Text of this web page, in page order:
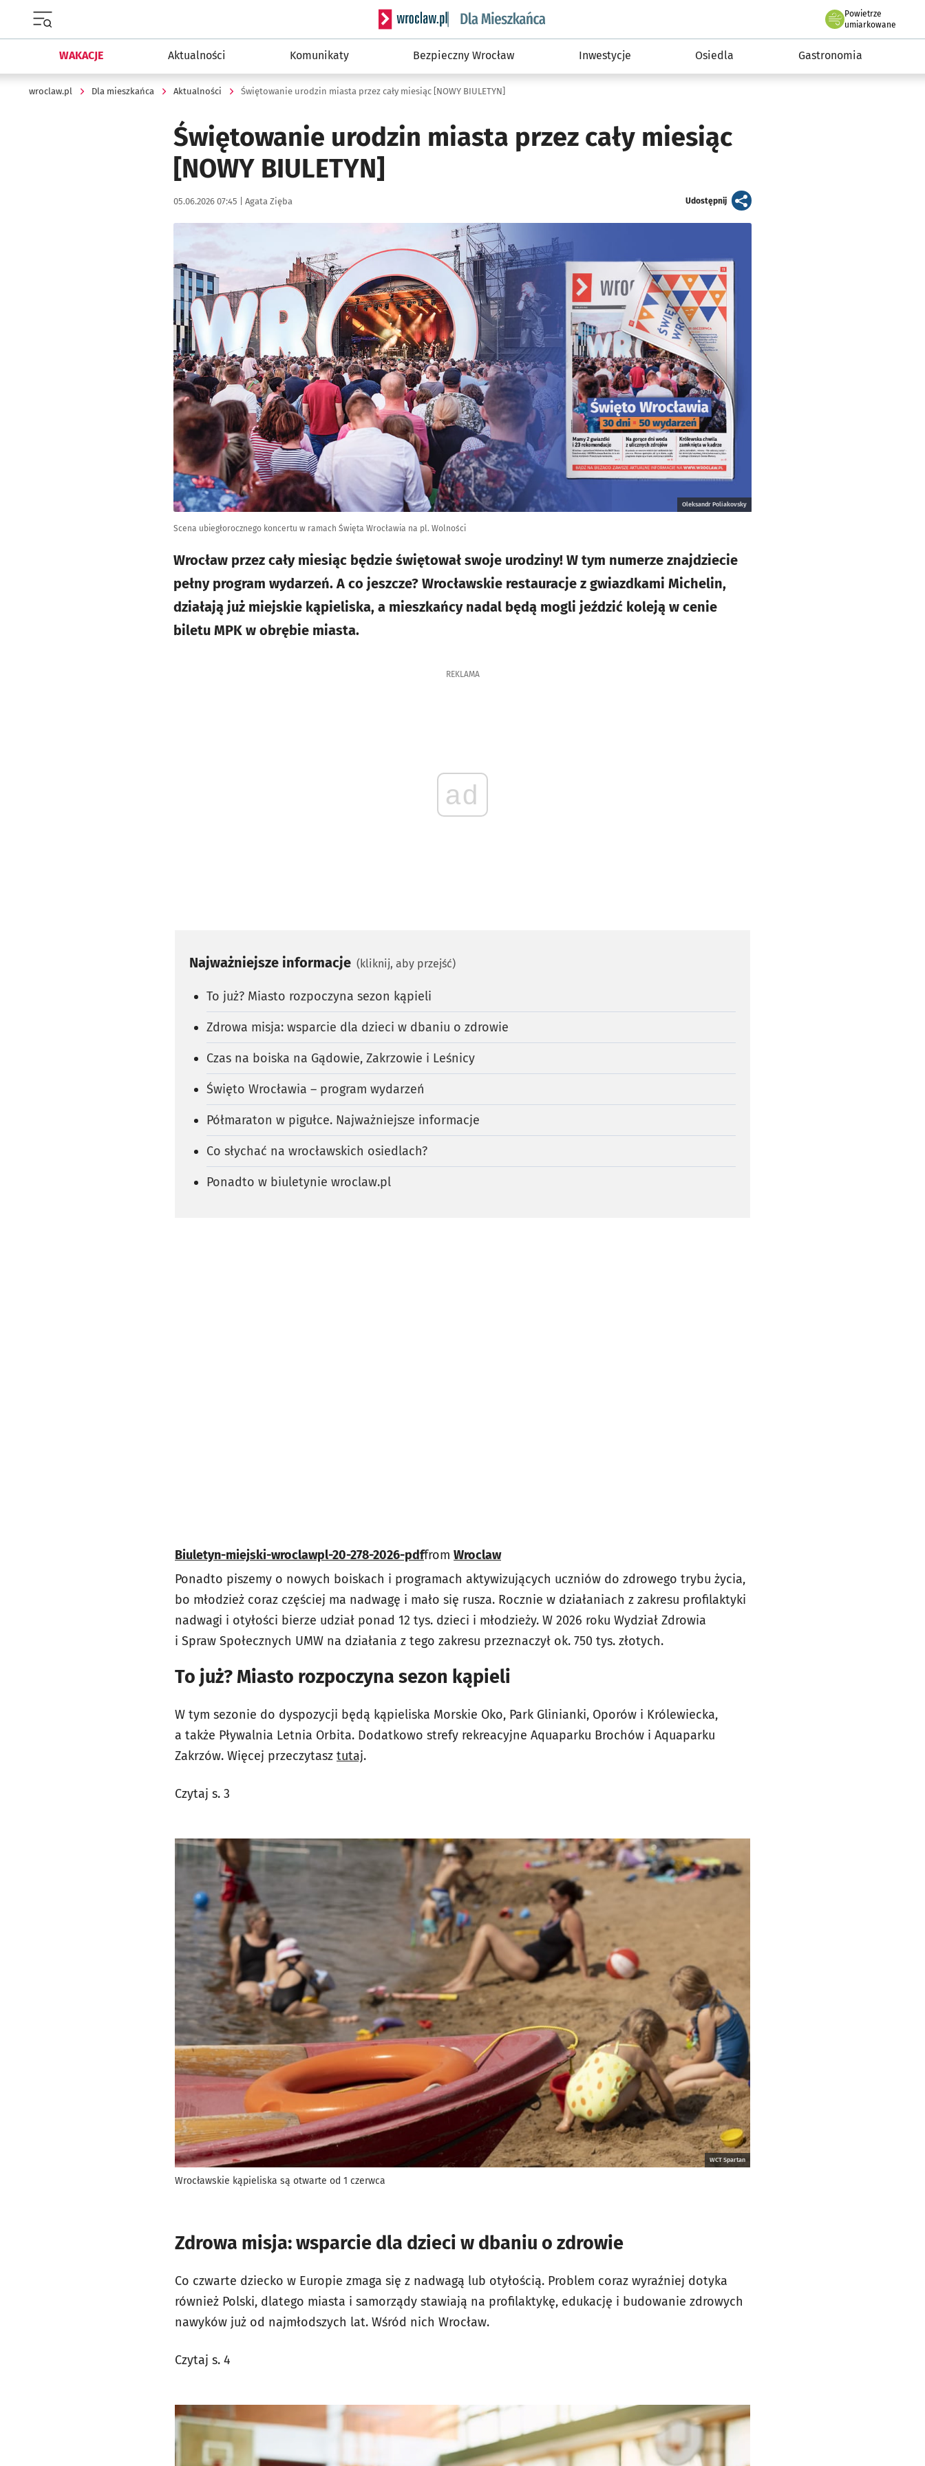
Serwis informacyjny wroclaw.pl podserwis: Dla mieszkańca
Powietrze
we Wrocławiu
umiarkowane
WAKACJE Aktualności Komunikaty Bezpieczny Wrocław Inwestycje Osiedla Gastronomia
wroclaw.pl Dla mieszkańca Aktualności Świętowanie urodzin miasta przez cały miesiąc [NOWY BIULETYN]
Świętowanie urodzin miasta przez cały miesiąc
[NOWY BIULETYN]
Data publikacji:
05.06.2026 07:45 | Autor:
Agata Zięba Udostępnijartykuł
Kliknij, aby powiększyć
Oleksandr Poliakovsky
Scena ubiegłorocznego koncertu w ramach Święta Wrocławia na pl. Wolności
Wrocław przez cały miesiąc będzie świętował swoje urodziny! W tym numerze znajdziecie
pełny program wydarzeń. A co jeszcze? Wrocławskie restauracje z gwiazdkami Michelin,
działają już miejskie kąpieliska, a mieszkańcy nadal będą mogli jeździć koleją w cenie
biletu MPK w obrębie miasta.
REKLAMA
ad
Najważniejsze informacje (kliknij, aby przejść)
To już? Miasto rozpoczyna sezon kąpieli
Zdrowa misja: wsparcie dla dzieci w dbaniu o zdrowie
Czas na boiska na Gądowie, Zakrzowie i Leśnicy
Święto Wrocławia – program wydarzeń
Półmaraton w pigułce. Najważniejsze informacje
Co słychać na wrocławskich osiedlach?
Ponadto w biuletynie wroclaw.pl
Biuletyn-miejski-wroclawpl-20-278-2026-pdffrom Wroclaw
Ponadto piszemy o nowych boiskach i programach aktywizujących uczniów do zdrowego trybu życia,
bo młodzież coraz częściej ma nadwagę i mało się rusza. Rocznie w działaniach z zakresu profilaktyki
nadwagi i otyłości bierze udział ponad 12 tys. dzieci i młodzieży. W 2026 roku Wydział Zdrowia
i Spraw Społecznych UMW na działania z tego zakresu przeznaczył ok. 750 tys. złotych.
To już? Miasto rozpoczyna sezon kąpieli
W tym sezonie do dyspozycji będą kąpieliska Morskie Oko, Park Glinianki, Oporów i Królewiecka,
a także Pływalnia Letnia Orbita. Dodatkowo strefy rekreacyjne Aquaparku Brochów i Aquaparku
Zakrzów. Więcej przeczytasz tutaj.
Czytaj s. 3
WCT Spartan
Wrocławskie kąpieliska są otwarte od 1 czerwca
Zdrowa misja: wsparcie dla dzieci w dbaniu o zdrowie
Co czwarte dziecko w Europie zmaga się z nadwagą lub otyłością. Problem coraz wyraźniej dotyka
również Polski, dlatego miasta i samorządy stawiają na profilaktykę, edukację i budowanie zdrowych
nawyków już od najmłodszych lat. Wśród nich Wrocław.
Czytaj s. 4